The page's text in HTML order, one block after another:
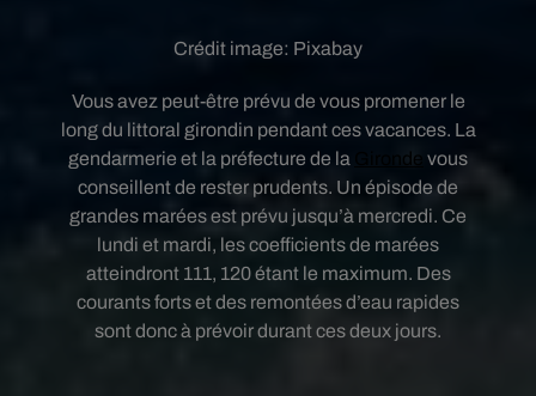
Crédit image: Pixabay
Vous avez peut-être prévu de vous promener le
long du littoral girondin pendant ces vacances. La
gendarmerie et la préfecture de la
Gironde vous
conseillent de rester prudents. Un épisode de
grandes marées est prévu jusqu’à mercredi. Ce
lundi et mardi, les coefficients de marées
atteindront 111, 120 étant le maximum. Des
courants forts et des remontées d’eau rapides
sont donc à prévoir durant ces deux jours.